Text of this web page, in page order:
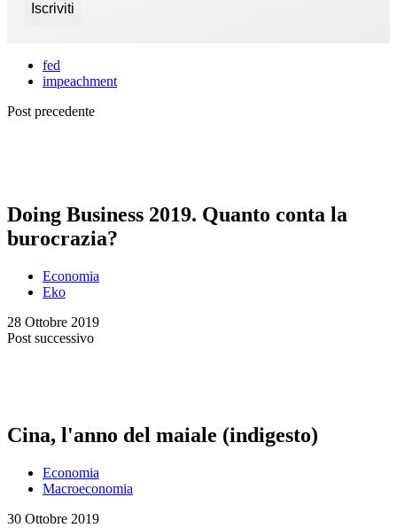
fed
impeachment
Post precedente
Doing Business 2019. Quanto conta la
burocrazia?
Economia
Eko
28 Ottobre 2019
Post successivo
Cina, l'anno del maiale (indigesto)
Economia
Macroeconomia
30 Ottobre 2019